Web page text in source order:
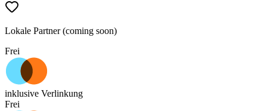
Lokale Partner (coming soon)
Frei
inklusive Verlinkung
Frei